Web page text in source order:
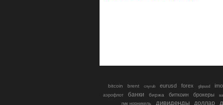
bitcoin brent cnyrub eurusd forex gbpusd
аэрофлот банки биржа биткоин брокеры
гмк норникель
дивиденды доллар